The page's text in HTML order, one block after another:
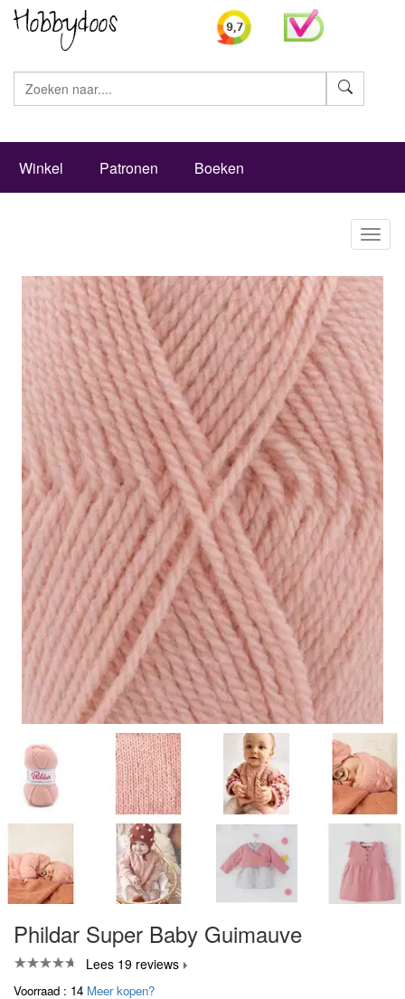
Winkel Patronen Boeken
Phildar Super Baby Guimauve
Lees 19 reviews
Voorraad : 14 Meer kopen?